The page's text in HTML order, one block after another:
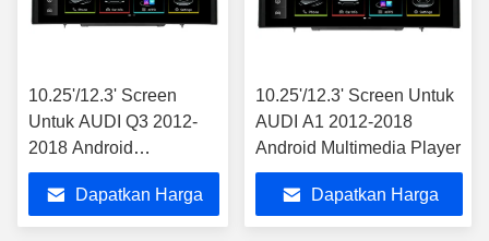
10.25'/12.3' Screen
Untuk AUDI Q3 2012-
2018 Android
Multimedia Player
Dapatkan Harga
10.25'/12.3' Screen Untuk
AUDI A1 2012-2018
Android Multimedia Player
Dapatkan Harga